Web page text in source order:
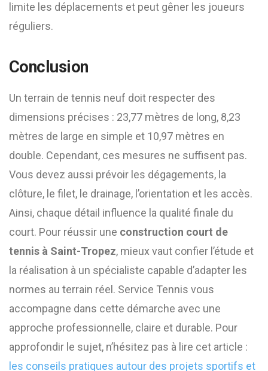
limite les déplacements et peut gêner les joueurs
réguliers.
Conclusion
Un terrain de tennis neuf doit respecter des
dimensions précises : 23,77 mètres de long, 8,23
mètres de large en simple et 10,97 mètres en
double. Cependant, ces mesures ne suffisent pas.
Vous devez aussi prévoir les dégagements, la
clôture, le filet, le drainage, l’orientation et les accès.
Ainsi, chaque détail influence la qualité finale du
court. Pour réussir une construction court de
tennis à Saint-Tropez, mieux vaut confier l’étude et
la réalisation à un spécialiste capable d’adapter les
normes au terrain réel. Service Tennis vous
accompagne dans cette démarche avec une
approche professionnelle, claire et durable. Pour
approfondir le sujet, n’hésitez pas à lire cet article :
les conseils pratiques autour des projets sportifs et